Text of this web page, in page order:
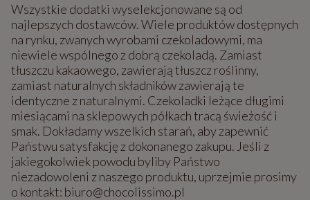
Wszystkie dodatki wyselekcjonowane są od
najlepszych dostawców. Wiele produktów dostępnych
na rynku, zwanych wyrobami czekoladowymi, ma
niewiele wspólnego z dobrą czekoladą. Zamiast
tłuszczu kakaowego, zawierają tłuszcz roślinny,
zamiast naturalnych składników zawierają te
identyczne z naturalnymi. Czekoladki leżące długimi
miesiącami na sklepowych półkach tracą świeżość i
smak. Dokładamy wszelkich starań, aby zapewnić
Państwu satysfakcję z dokonanego zakupu. Jeśli z
jakiegokolwiek powodu byliby Państwo
niezadowoleni z naszego produktu, uprzejmie prosimy
o kontakt: biuro@chocolissimo.pl